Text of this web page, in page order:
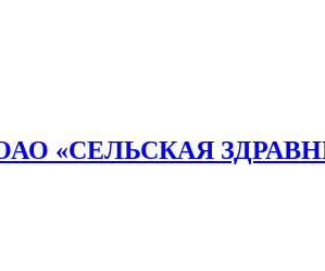
«СЕЛЬСКАЯ